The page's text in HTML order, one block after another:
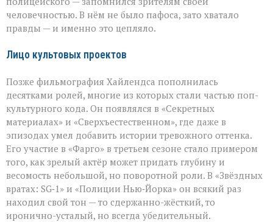
человечностью. В нём не было пафоса, зато хватало
правды — и именно это цепляло.
Лицо культовых проектов
Позже фильмография Хайлендса пополнилась
десятками ролей, многие из которых стали частью поп-
культурного кода. Он появлялся в «Секретных
материалах» и «Сверхъестественном», где даже в
эпизодах умел добавить истории тревожного оттенка.
Его участие в «Фарго» в третьем сезоне стало примером
того, как зрелый актёр может придать глубину и
весомость небольшой, но поворотной роли. В «Звёздных
вратах: SG‑1» и «Полиции Нью‑Йорка» он всякий раз
находил свой тон — то сдержанно-жёсткий, то
иронично-усталый, но всегда убедительный.